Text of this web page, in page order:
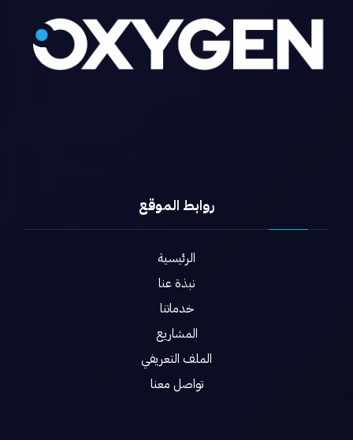
روابط الموقع
الرئيسية
نبذة عنا
خدماتنا
المشاريع
الملف التعريفي
تواصل معنا